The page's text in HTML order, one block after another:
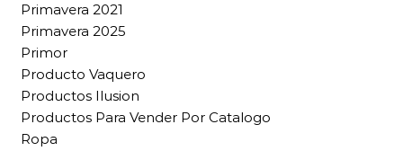
Primavera 2021
Primavera 2025
Primor
Producto Vaquero
Productos Ilusion
Productos Para Vender Por Catalogo
Ropa